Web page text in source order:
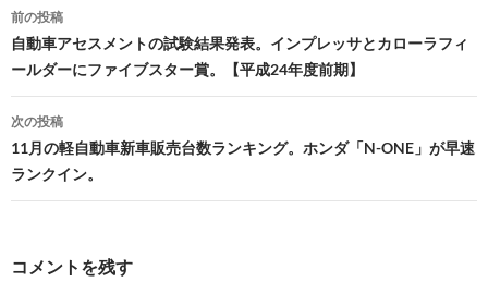
投
稿
ナ
ビ
ゲ
ー
ョ
前の投稿
自動車アセスメントの試験結果発表。インプレッサとカローラフィ
ールダーにファイブスター賞。【平成24年度前期】
次の投稿
11月の軽自動車新車販売台数ランキング。ホンダ「N-ONE」が早速
ランクイン。
コメントを残す